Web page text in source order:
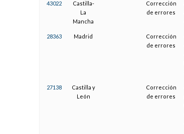
43022
Castilla-
La
Mancha
Corrección
de errores
28363 Madrid
Corrección
de errores
27138
Castilla y
León
Corrección
de errores